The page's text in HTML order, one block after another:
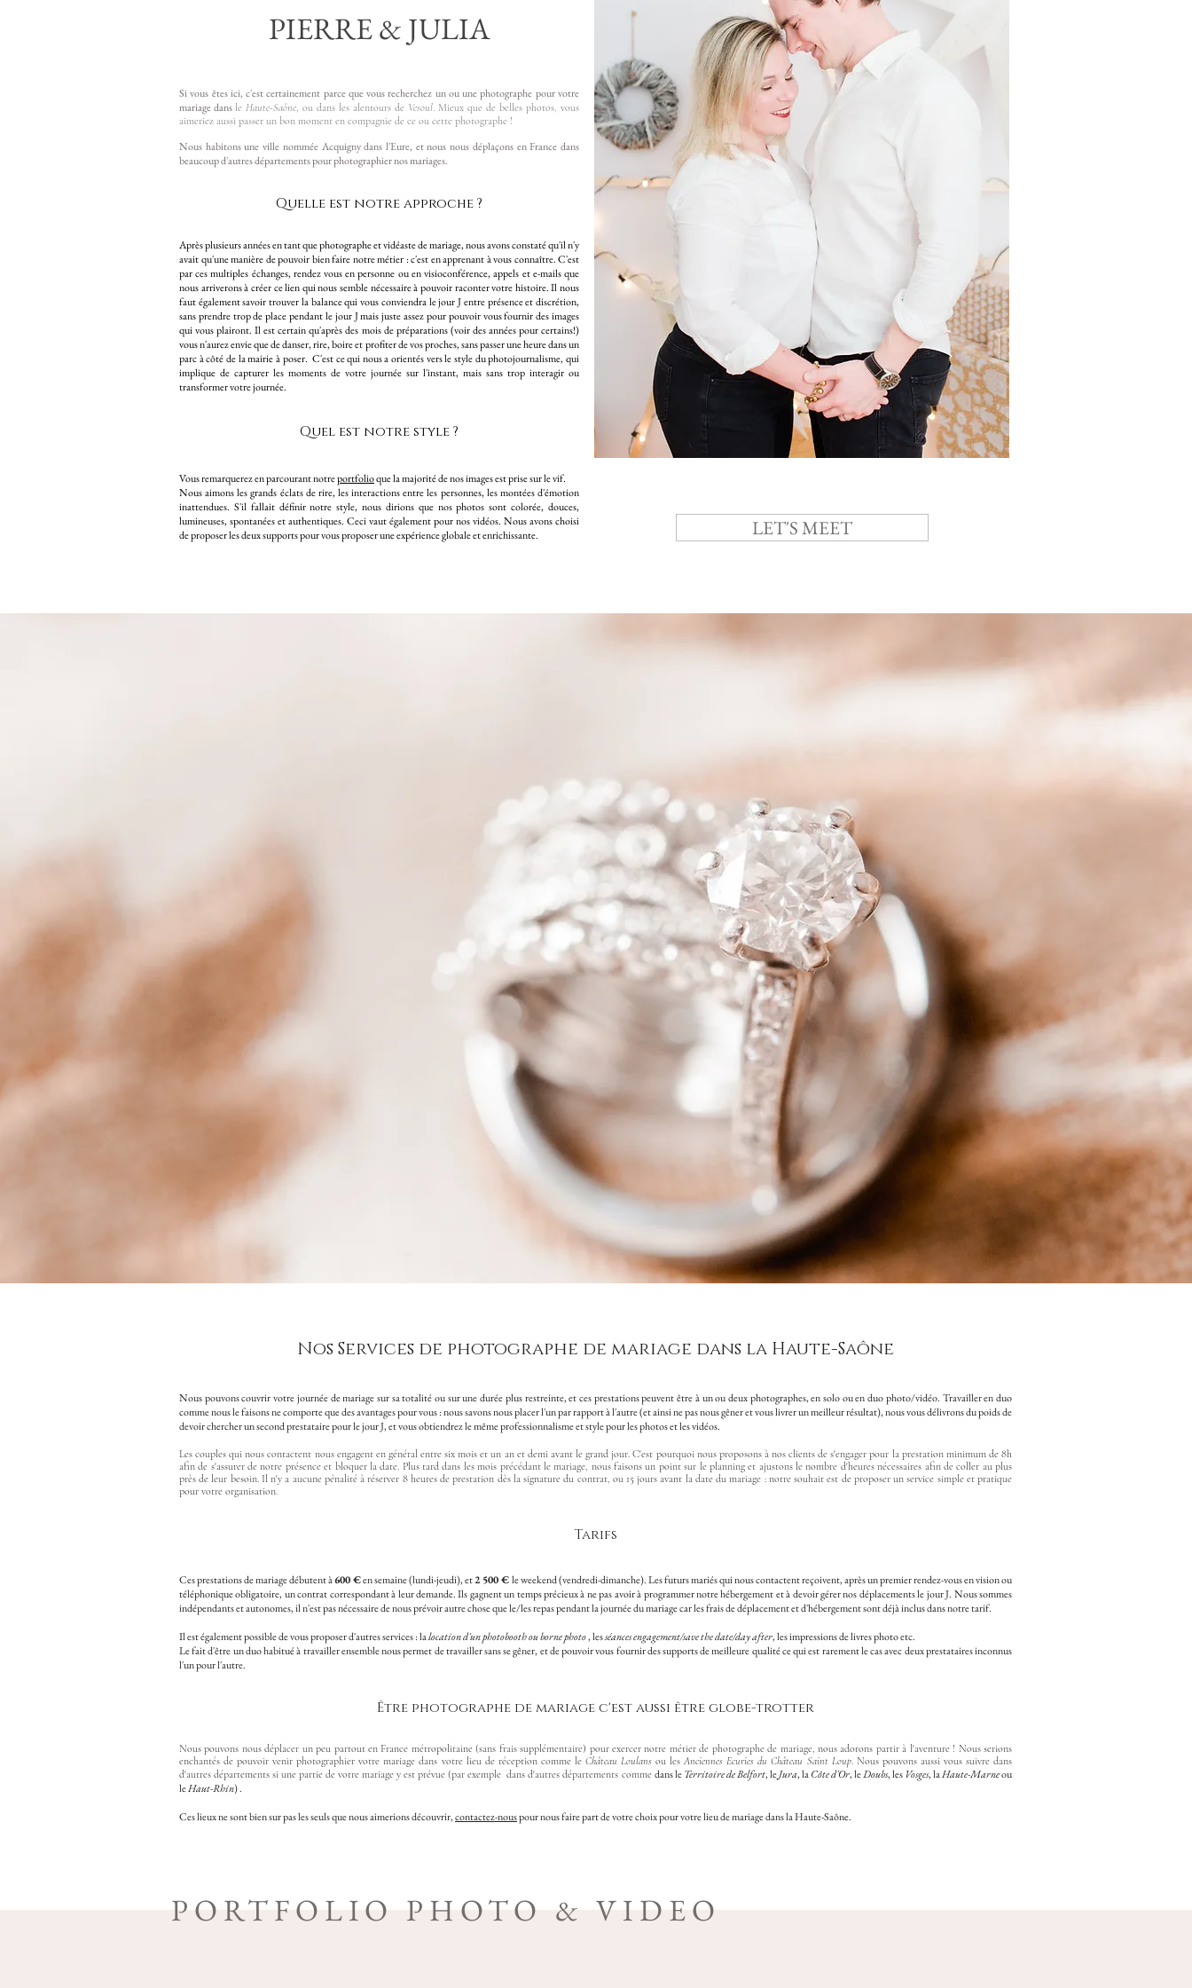
PIERRE & JULIA
Si vous êtes ici, c'est certainement parce que vous recherchez un ou une photographe pour votre
mariage dans le Haute-Saône, ou dans les alentours de Vesoul. Mieux que de belles photos, vous
aimeriez aussi passer un bon moment en compagnie de ce ou cette photographe !
Nous habitons une ville nommée Acquigny dans l'Eure, et nous nous déplaçons en France dans
beaucoup d'autres départements pour photographier nos mariages.
Quelle est notre approche ?
Après plusieurs années en tant que photographe et vidéaste de mariage, nous avons constaté qu'il n'y
avait qu'une manière de pouvoir bien faire notre métier : c'est en apprenant à vous connaître. C'est
par ces multiples échanges, rendez vous en personne ou en visioconférence, appels et e-mails que
nous arriverons à créer ce lien qui nous semble nécessaire à pouvoir raconter votre histoire. Il nous
faut également savoir trouver la balance qui vous conviendra le jour J entre présence et discrétion,
sans prendre trop de place pendant le jour J mais juste assez pour pouvoir vous fournir des images
qui vous plairont. Il est certain qu'après des mois de préparations (voir des années pour certains!)
vous n'aurez envie que de danser, rire, boire et profiter de vos proches, sans passer une heure dans un
parc à côté de la mairie à poser. C'est ce qui nous a orientés vers le style du photojournalisme, qui
implique de capturer les moments de votre journée sur l'instant, mais sans trop interagir ou
transformer votre journée.
Quel est notre style ?
Vous remarquerez en parcourant notreportfolioque la majorité de nos images est prise sur le vif.
Nous aimons les grands éclats de rire, les interactions entre les personnes, les montées d'émotion
inattendues. S'il fallait définir notre style, nous dirions que nos photos sont colorée, douces,
lumineuses, spontanées et authentiques. Ceci vaut également pour nos vidéos. Nous avons choisi
de proposer les deux supports pour vous proposer une expérience globale et enrichissante.
LET'S MEET
Nos Services de photographe de mariage dans la Haute-Saône
Nous pouvons couvrir votre journée de mariage sur sa totalité ou sur une durée plus restreinte, et ces prestations peuvent être à un ou deux photographes, en solo ou en duo photo/vidéo. Travailler en duo
comme nous le faisons ne comporte que des avantages pour vous : nous savons nous placer l'un par rapport à l'autre (et ainsi ne pas nous gêner et vous livrer un meilleur résultat), nous vous délivrons du poids de
devoir chercher un second prestataire pour le jour J, et vous obtiendrez le même professionnalisme et style pour les photos et les vidéos.
Les couples qui nous contactent nous engagent en général entre six mois et un an et demi avant le grand jour. C'est pourquoi nous proposons à nos clients de s'engager pour la prestation minimum de 8h
afin de s'assurer de notre présence et bloquer la date. Plus tard dans les mois précédant le mariage, nous faisons un point sur le planning et ajustons le nombre d'heures nécessaires afin de coller au plus
près de leur besoin. Il n'y a aucune pénalité à réserver 8 heures de prestation dès la signature du contrat, ou 15 jours avant la date du mariage : notre souhait est de proposer un service simple et pratique
pour votre organisation.
Tarifs
Ces prestations de mariage débutent à600 €en semaine (lundi-jeudi), et2 500 €le weekend (vendredi-dimanche). Les futurs mariés qui nous contactent reçoivent, après un premier rendez-vous en vision ou
téléphonique obligatoire, un contrat correspondant à leur demande. Ils gagnent un temps précieux à ne pas avoir à programmer notre hébergement et à devoir gérer nos déplacements le jour J. Nous sommes
indépendants et autonomes, il n'est pas nécessaire de nous prévoir autre chose que le/les repas pendant la journée du mariage car les frais de déplacement et d'hébergement sont déjà inclus dans notre tarif.
Il est également possible de vous proposer d'autres services : lalocation d'un photobooth ou borne photo, lesséances engagement/save the date/day after, les impressions de livres photo etc.
Le fait d'être un duo habitué à travailler ensemble nous permet de travailler sans se gêner, et de pouvoir vous fournir des supports de meilleure qualité ce qui est rarement le cas avec deux prestataires inconnus
l'un pour l'autre.
Être photographe de mariage c'est aussi être globe-trotter
Nous pouvons nous déplacer un peu partout en France métropolitaine (sans frais supplémentaire) pour exercer notre métier de photographe de mariage, nous adorons partir à l'aventure ! Nous serions
enchantés de pouvoir venir photographier votre mariage dans votre lieu de réception comme le Château Loulans ou lesAnciennes Ecuries du Château Saint Loup. Nous pouvons aussi vous suivre dans
d'autres départements si une partie de votre mariage y est prévue (par exemple dans d'autres départements comme dans leTerritoire de Belfort, leJura, laCôte d'Or, leDoubs, les Vosges, laHaute-Marneou
leHaut-Rhin) .
Ces lieux ne sont bien sur pas les seuls que nous aimerions découvrir,contactez-nouspour nous faire part de votre choix pour votre lieu de mariage dans la Haute-Saône.
PORTFOLIO PHOTO & VIDEO